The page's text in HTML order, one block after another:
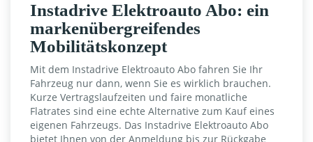
Instadrive Elektroauto Abo: ein
markenübergreifendes
Mobilitätskonzept
Mit dem Instadrive Elektroauto Abo fahren Sie Ihr
Fahrzeug nur dann, wenn Sie es wirklich brauchen.
Kurze Vertragslaufzeiten und faire monatliche
Flatrates sind eine echte Alternative zum Kauf eines
eigenen Fahrzeugs. Das Instadrive Elektroauto Abo
bietet Ihnen von der Anmeldung bis zur Rückgabe